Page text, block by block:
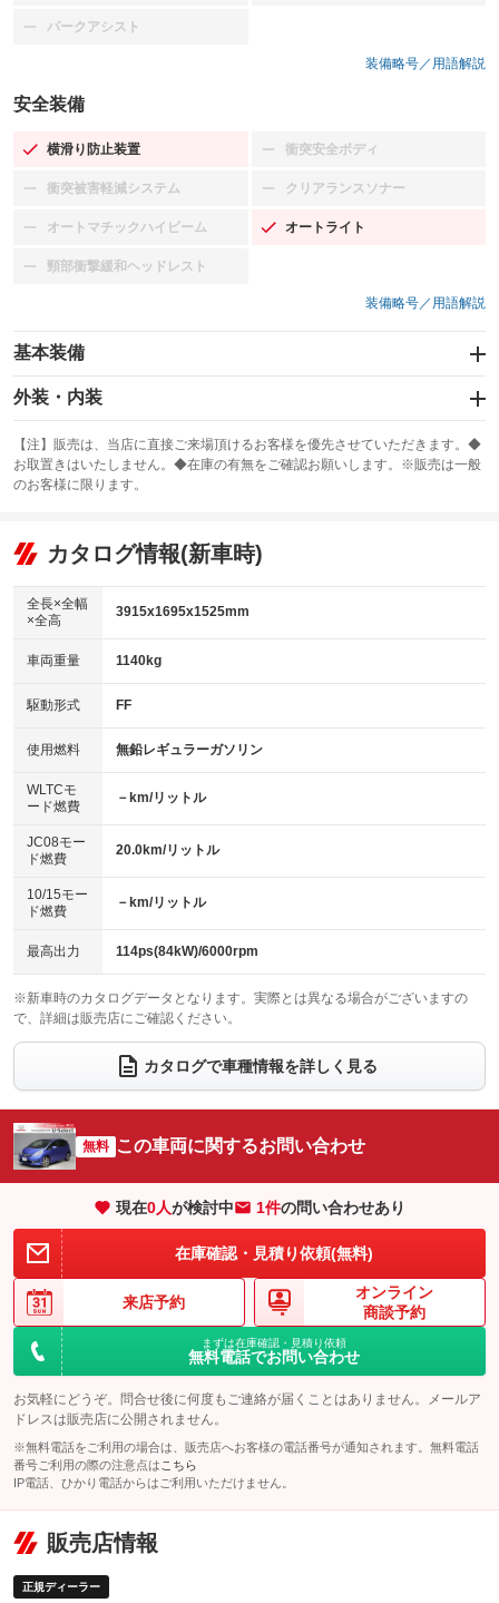
パークアシスト
：装備なし
装備略号／用語解説
安全装備
横滑り防止装置
：装備あり 衝突安全ボディ
：装備なし
衝突被害軽減システム
：装備なし クリアランスソナー
：装備なし
オートマチックハイビーム
：装備なし オートライト
：装備あり
頸部衝撃緩和ヘッドレスト
：装備なし
装備略号／用語解説
基本装備
エアバッグ：運転席/助手席
：装備あり
：装備なし
サンルーフ
：装備なし ABS
リフトアップ
：装備なし
：装備なし
パワーウィンドウ
アイドリングストップ
：装備なし
USB入力端子
：装備なし
100V電源
：装備なし
センターデフロック
：装備なし
電動格納ミラー
：装備あり
外装・内装
カーナビ：メモリーナビ他
：装備あり
TV：フルセグ
：装備あり
ビジュアル
：装備なし
：装備あり
革シート
キーレス
HID(キセノンライト)
：装備あり
バックカメラ
：装備なし
エアロ
：装備なし
：装備なし
パワーシート
ベンチシート
：装備なし
チップアップシート
：装備あり
：装備なし ：装備なし
ウォークスルー
：装備なし
電動リアゲート フロントカメラ
：装備なし
：装備なし ：装備なし
サイドカメラ
：装備なし ルーフレール
：装備なし
：装備なし
：装備なし
装備略号／用語解説
【注】販売は、当店に直接ご来場頂けるお客様を優先させていただきます。◆
お取置きはいたしません。◆在庫の有無をご確認お願いします。※販売は一般
のお客様に限ります。
カタログ情報(新車時)
全長×全幅
×全高
3915x1695x1525mm
車両重量 1140kg
駆動形式 FF
使用燃料 無鉛レギュラーガソリン
WLTCモ
ード燃費
－km/リットル
JC08モー
ド燃費
20.0km/リットル
10/15モー
ド燃費
－km/リットル
最高出力 114ps(84kW)/6000rpm
※新車時のカタログデータとなります。実際とは異なる場合がございますの
で、詳細は販売店にご確認ください。
カタログで車種情報を詳しく見る
無料 この車両に関するお問い合わせ
現在0人が検討中 1件の問い合わせあり
在庫確認・見積り依頼(無料)
来店予約
オンライン
商談予約
まずは在庫確認・見積り依頼
無料電話でお問い合わせ
お気軽にどうぞ。問合せ後に何度もご連絡が届くことはありません。メールア
ドレスは販売店に公開されません。
※無料電話をご利用の場合は、販売店へお客様の電話番号が通知されます。無料電話
番号ご利用の際の注意点は こちら
IP電話、ひかり電話からはご利用いただけません。
販売店情報
正規ディーラー